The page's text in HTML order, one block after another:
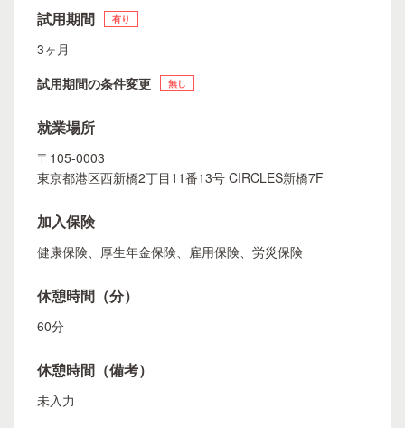
試用期間 有り
3ヶ月
試用期間の条件変更
無し
就業場所
〒105-0003
東京都港区西新橋2丁目11番13号 CIRCLES新橋7F
加入保険
健康保険、厚生年金保険、雇用保険、労災保険
休憩時間（分）
60分
休憩時間（備考）
未入力